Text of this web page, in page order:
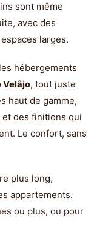
sont même
avec des
larges.
hébergements
Velâjo, tout juste
haut de gamme,
des finitions qui
Le confort, sans
plus long,
appartements.
ou plus, ou pour